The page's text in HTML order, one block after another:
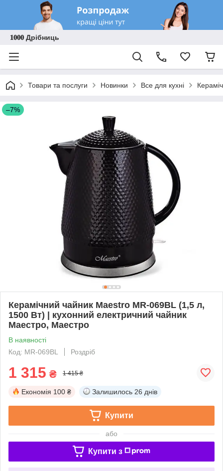
𝟏𝟎𝟎𝟎 Дрібниць
Товари та послуги Новинки Все для кухні
–7%
Керамічний чайник Maestro MR-069BL (1,5 л,
1500 Вт) | кухонний електричний чайник
Маестро, Маестро
В наявності
Код: MR-069BL
Роздріб
1 315 ₴ 1 415 ₴
Економія 100 ₴ Залишилось 26 днів
Купити
або
Купити з